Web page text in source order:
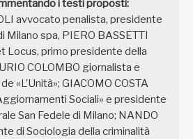
i testi proposti:
avvocato penalista, presidente
Milano spa, PIERO BASSETTI
Locus, primo presidente della
COLOMBO giornalista e
«L’Unità»; GIACOMO COSTA
Sociali» e presidente
San Fedele di Milano; NANDO
di Sociologia della criminalità